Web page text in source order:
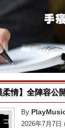
柔情】全陣容公
By
2026年7月7日